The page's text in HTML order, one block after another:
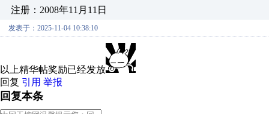
注册：2008年11月11日
发表于：2025-11-04 10:38:10
以上精华帖奖励已经发放
回复 引用 举报
回复本条